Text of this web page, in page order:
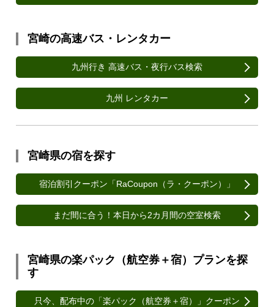
宮崎の高速バス・レンタカー
九州行き 高速バス・夜行バス検索
九州 レンタカー
宮崎県の宿を探す
宿泊割引クーポン「RaCoupon（ラ・クーポン）」
まだ間に合う！本日から2カ月間の空室検索
宮崎県の楽パック（航空券＋宿）プランを探
す
只今、配布中の「楽パック（航空券＋宿）」クーポン